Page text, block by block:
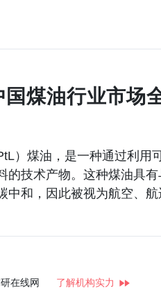
煤油行业市场
）煤油，是一种通过利用
的技术产物。这种煤油具
中和，因此被视为航空、
在线网 了解机构实力